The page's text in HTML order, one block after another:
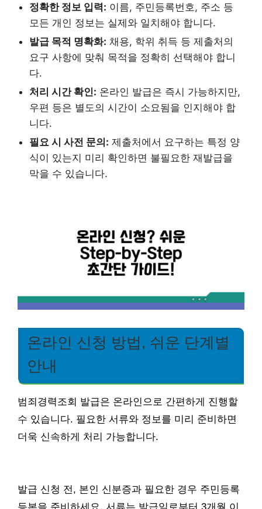
정확한 정보 입력: 이름, 주민등록번호, 주소 등
모든 개인 정보는 실제와 일치해야 합니다.
발급 목적 명확화: 채용, 학위 취득 등 제출처의
요구 사항에 맞춰 목적을 정확히 선택해야 합니
다.
처리 시간 확인: 온라인 발급은 즉시 가능하지만,
우편 등은 별도의 시간이 소요됨을 인지해야 합
니다.
필요 시 사전 문의: 제출처에서 요구하는 특정 양
식이 있는지 미리 확인하면 불필요한 재발급을
막을 수 있습니다.
온라인 신청 방법, 쉬운 단계별
안내
범죄경력조회 발급은 온라인으로 간편하게 진행할
수 있습니다. 필요한 서류와 정보를 미리 준비하면
더욱 신속하게 처리 가능합니다.
발급 신청 전, 본인 신분증과 필요한 경우 주민등록